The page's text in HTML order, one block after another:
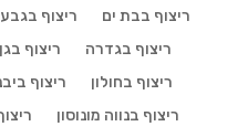
ריצוף בבת ים
ריצוף
ריצוף בגדרה
ריצוף
ריצוף בחולון
ריצוף
ריצוף בנווה מונוסון